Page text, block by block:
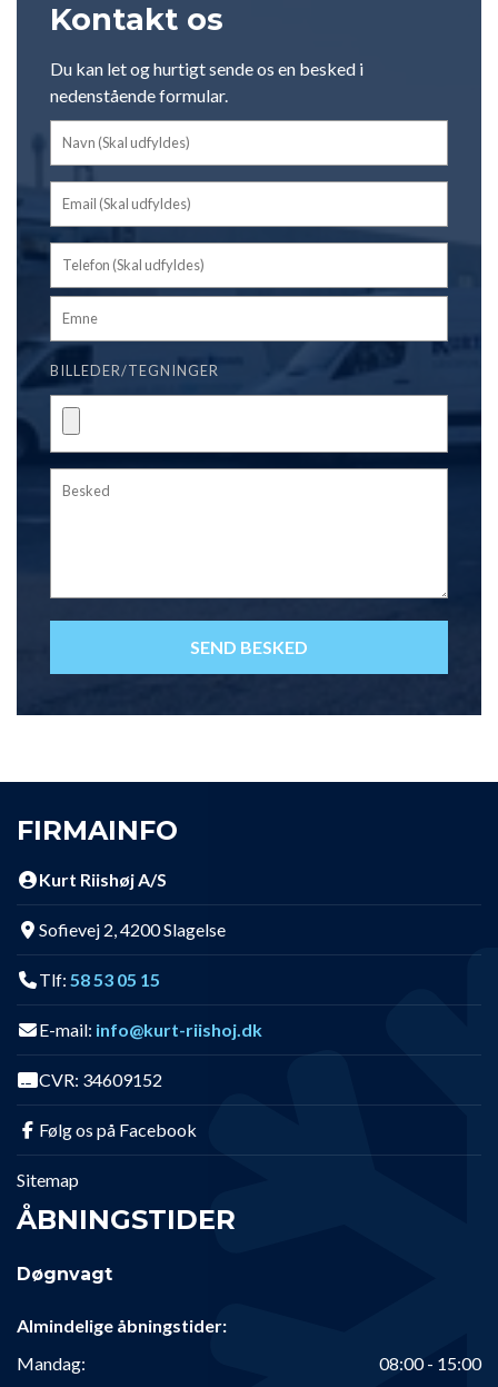
Kontakt os
Du kan let og hurtigt sende os en besked i
nedenstående formular.
BILLEDER/TEGNINGER
FIRMAINFO
Kurt Riishøj A/S
Sofievej 2, 4200 Slagelse
Tlf: 58 53 05 15
E-mail: info@kurt-riishoj.dk
CVR: 34609152
Følg os på Facebook
Sitemap
ÅBNINGSTIDER
Døgnvagt
Almindelige åbningstider:
Mandag:
08:00 - 15:00